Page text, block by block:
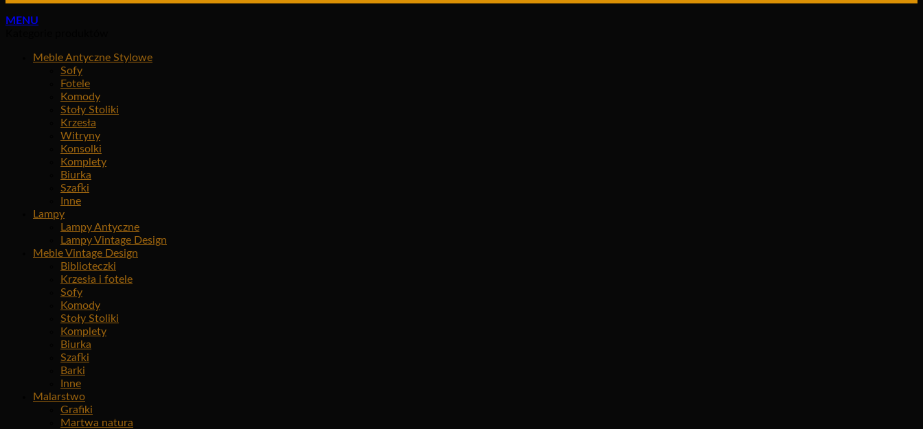
MENU
Meble Antyczne Stylowe
Sofy
Fotele
Komody
Stoły Stoliki
Krzesła
Witryny
Konsolki
Komplety
Biurka
Szafki
Inne
Lampy
Lampy Antyczne
Lampy Vintage Design
Meble Vintage Design
Biblioteczki
Krzesła i fotele
Sofy
Komody
Stoły Stoliki
Komplety
Biurka
Szafki
Barki
Inne
Malarstwo
Grafiki
Martwa natura